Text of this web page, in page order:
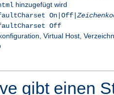
hinzugefügt wird
On|Off|
Off
Virtual Host,
gibt einen